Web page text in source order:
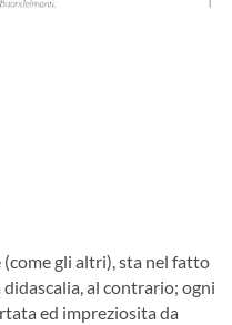
gli altri), sta nel fatto
didascalia, al contrario; ogni
ed impreziosita da